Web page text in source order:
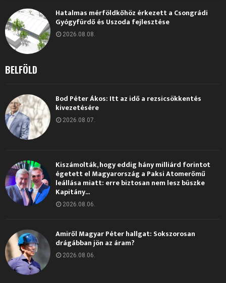
Hatalmas mérföldkőhöz érkezett a Csongrádi
Gyógyfürdő és Uszoda fejlesztése
2026.08.08.
BELFÖLD
Bod Péter Ákos: Itt az idő a rezsicsökkentés
kivezetésére
2026.08.07.
Kiszámolták, hogy eddig hány milliárd forintot
égetett el Magyarország a Paksi Atomerőmű
leállása miatt: erre biztosan nem lesz büszke
Kapitány...
2026.08.06.
Amiről Magyar Péter hallgat: Sokszorosan
drágábban jön az áram?
2026.08.06.